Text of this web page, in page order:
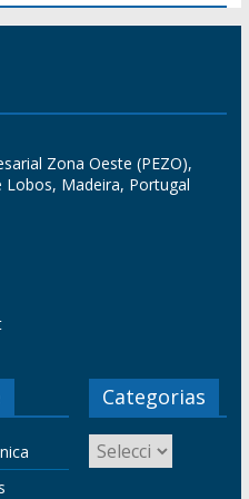
Zona Oeste (PEZO),
Lobos, Madeira, Portugal
Categorias